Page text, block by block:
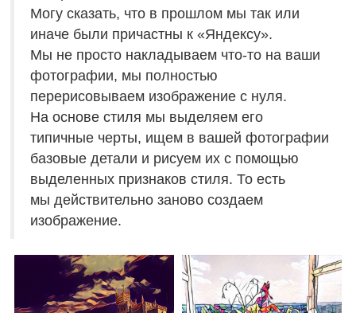
Могу сказать, что в прошлом мы так или
иначе были причастны к «Яндексу».
Мы не просто накладываем что-то на ваши
фотографии, мы полностью
перерисовываем изображение с нуля.
На основе стиля мы выделяем его
типичные черты, ищем в вашей фотографии
базовые детали и рисуем их с помощью
выделенных признаков стиля. То есть
мы действительно заново создаем
изображение.